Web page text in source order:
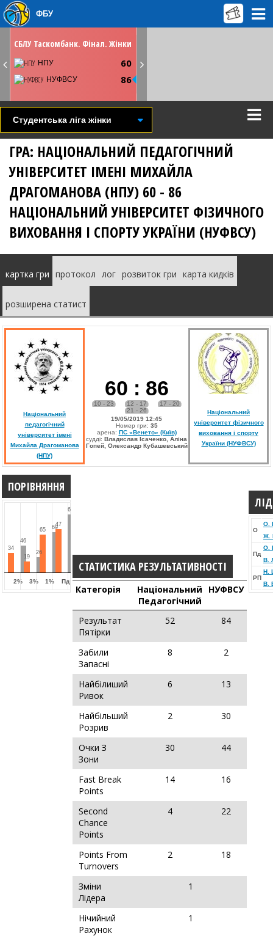
СБЛУ Таскомбанк. Фінал. Жінки
НПУ 60
НУФВСУ 86
ФБУ
Студентська ліга жінки
ГРА: НАЦІОНАЛЬНИЙ ПЕДАГОГІЧНИЙ
УНІВЕРСИТЕТ ІМЕНІ МИХАЙЛА
ДРАГОМАНОВА (НПУ) 60 - 86
НАЦІОНАЛЬНИЙ УНІВЕРСИТЕТ ФІЗИЧНОГО
ВИХОВАННЯ І СПОРТУ УКРАЇНИ (НУФВСУ)
картка гри протокол лог розвиток гри карта кидків
розширена статист
Національний
педагогічний
університет імені
Михайла Драгоманова
(НПУ)
60 : 86
10 - 23 12 - 17
17 - 20
21 - 26
19/05/2019 12:45
Номер гри: 35
арена: ПС «Венето» (Київ)
судді: Владислав Ісаченко, Аліна
Гопей, Олександр Кубашевський
Національний
університет фізичного
виховання і спорту
України (НУФВСУ)
ПОРІВНЯННЯ
34
46
2%
19
26
3%
65 69
1%
47
63
Пд
СТАТИСТИКА РЕЗУЛЬТАТИВНОСТІ
Категорія
Національний
Педагогічний
НУФВСУ
Результат
Пятірки
52 84
Забили
Запасні
8 2
Найбілиший
Ривок
6 13
Найбільший
Розрив
2 30
Очки З
Зони
30 44
Fast Break
Points
14 16
Second
Chance
Points
4 22
Points From
Turnovers
2 18
Зміни
Лідера
1
Нічийний
Рахунок
1
О
О.
Ж.
Пд
О.
В.
РП
Н.
В.